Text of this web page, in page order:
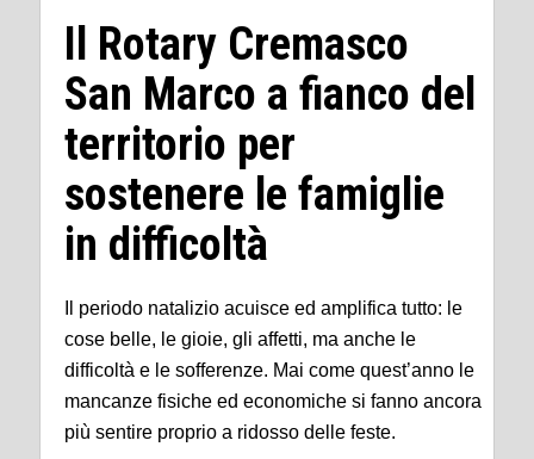
Il Rotary Cremasco
San Marco a fianco del
territorio per
sostenere le famiglie
in difficoltà
Il periodo natalizio acuisce ed amplifica tutto: le
cose belle, le gioie, gli affetti, ma anche le
difficoltà e le sofferenze. Mai come quest’anno le
mancanze fisiche ed economiche si fanno ancora
più sentire proprio a ridosso delle feste.